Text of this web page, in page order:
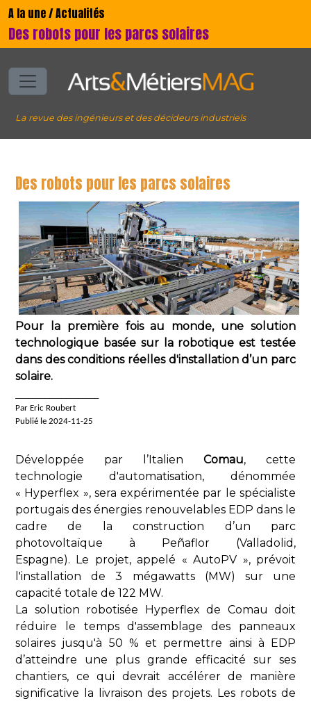
A la une / Actualités
Des robots pour les parcs solaires
La revue des ingénieurs et des décideurs industriels
Des robots pour les parcs solaires
Pour la première fois au monde, une solution
technologique basée sur la robotique est testée
dans des conditions réelles d'installation d’un parc
solaire.
Par Eric Roubert
Publié le 2024-11-25
Développée par l’Italien Comau, cette
technologie d'automatisation, dénommée
« Hyperflex », sera expérimentée par le spécialiste
portugais des énergies renouvelables EDP dans le
cadre de la construction d’un parc
photovoltaïque à Peñaflor (Valladolid,
Espagne). Le projet, appelé « AutoPV », prévoit
l'installation de 3 mégawatts (MW) sur une
capacité totale de 122 MW.
La solution robotisée Hyperflex de Comau doit
réduire le temps d'assemblage des panneaux
solaires jusqu'à 50 % et permettre ainsi à EDP
d’atteindre une plus grande efficacité sur ses
chantiers, ce qui devrait accélérer de manière
significative la livraison des projets. Les robots de